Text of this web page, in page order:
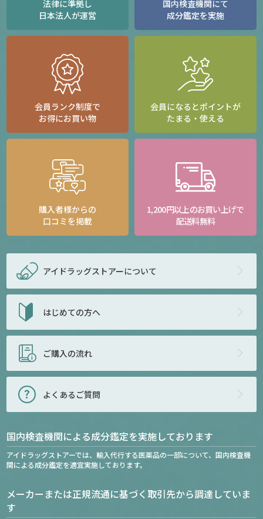
法律に準拠し
日本法人が運営
国内検査機関にて
成分鑑定を実施
会員ランク制度で
お得にお買い物
会員になるとポイントが
たまる・使える
購入者様からの
口コミを掲載
1,200円以上のお買い上げで
配送料無料
アイドラッグストアーについて
はじめての方へ
ご購入の流れ
よくあるご質問
国内検査機関による成分鑑定を実施しております
アイドラッグストアーでは、輸入代行する医薬品の一部について、国内検査機
関による成分鑑定を適宜実施しております。
メーカーまたは正規流通に基づく取引先から調達していま
す